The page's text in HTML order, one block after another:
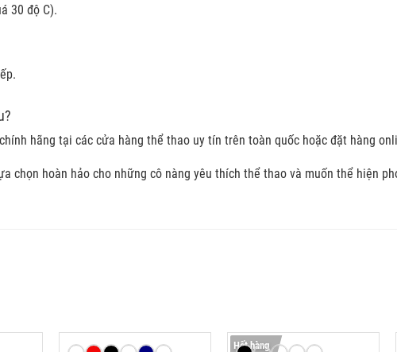
30 độ C).
hãng tại các cửa hàng thể thao uy tín trên toàn quốc hoặc đặt hàng
chọn hoàn hảo cho những cô nàng yêu thích thể thao và muốn thể hiện
Hết hàng